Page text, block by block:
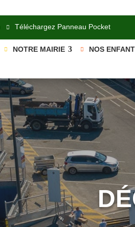
Téléchargez Panneau Pocket
NOTRE MAIRIE NOS